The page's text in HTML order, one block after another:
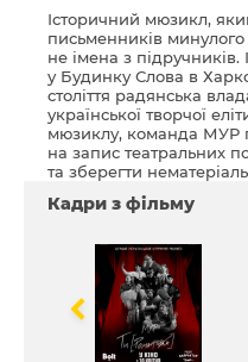
Історичний мюзикл,
письменників
не імена з підручників.
у Будинку Слова в
століття радянська
української творчої
мюзиклу, команда МУР
на запис театральних
та зберегти
Кадри з фільму